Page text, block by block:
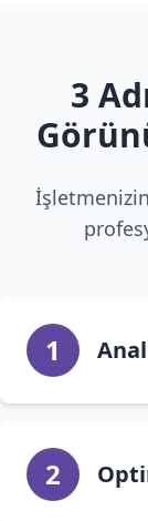
3
1
2